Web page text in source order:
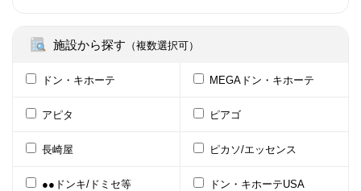
施設から探す （複数選択可）
ドン・キホーテ MEGAドン・キホーテ
アピタ ピアゴ
長崎屋 ピカソ/エッセンス
●●ドンキ/ドミセ等 ドン・キホーテUSA